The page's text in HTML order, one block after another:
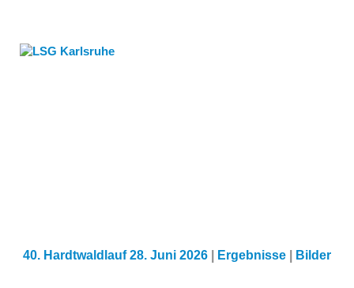
40. Hardtwaldlauf 28. Juni 2026 Ergebnisse Bilder